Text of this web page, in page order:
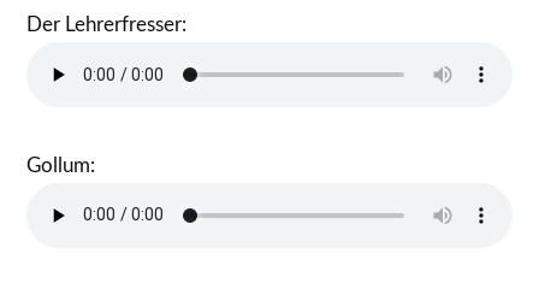
Der Lehrerfresser:
Gollum: